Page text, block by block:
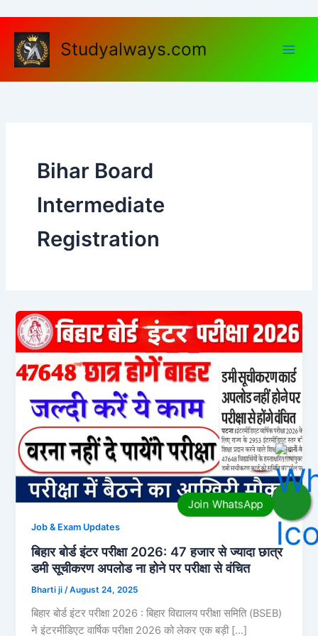
content
Studyalways.com
Bihar Board
Intermediate
Registration
Job & Exam Updates
बिहार बोर्ड इंटर परीक्षा 2026: 47 हजार से ज्यादा छात्र
डमी सूचीकरण अपलोड ना होने पर परीक्षा से वंचित
Bharti ji/August 24, 2025
बिहार बोर्ड इंटर परीक्षा 2026 : बिहार विद्यालय परीक्षा समिति (BSEB)
ने इंटरमीडिएट वार्षिक परीक्षा 2026 को लेकर एक बड़ी […]